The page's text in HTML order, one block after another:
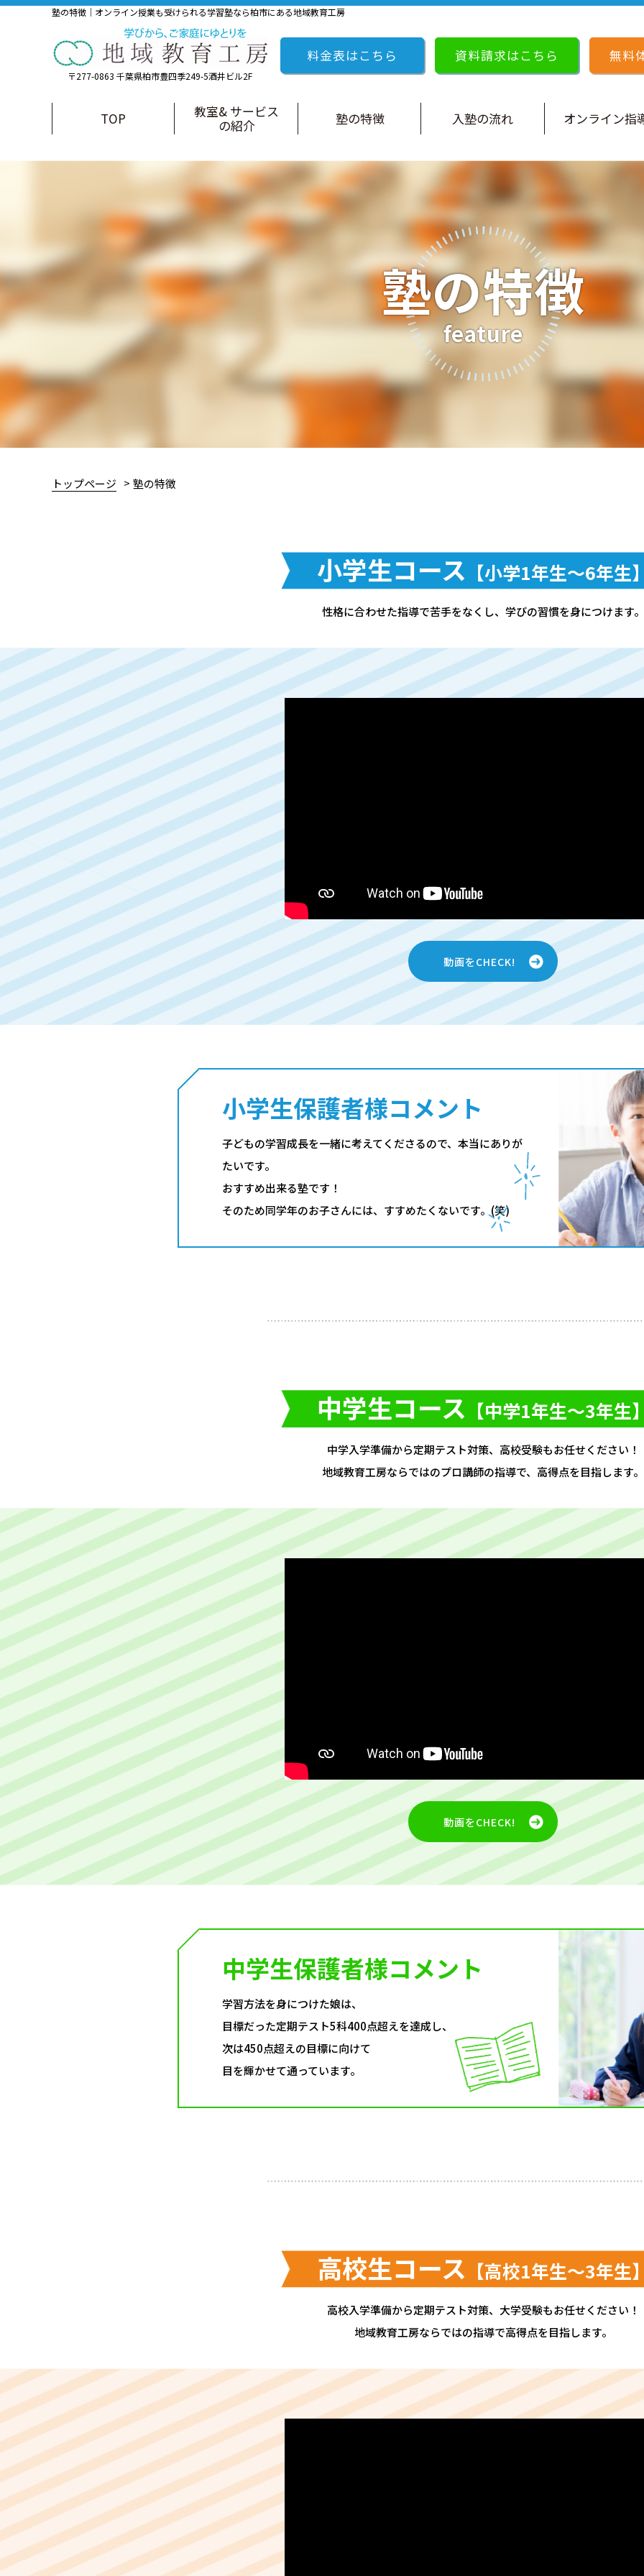
塾の特徴｜オンライン授業も受けられる学習塾なら柏市にある地域教育工房
〒277-0863 千葉県柏市豊四季249-5酒井ビル2F
料金表はこちら 資料請求はこちら 無料
TOP
教室& サービス
の紹介
塾の特徴 入塾の流れ オンライン指
塾の特徴
feature
トップページ 塾の特徴
小学生コース 【小学1年生〜6年生
性格に合わせた指導で苦手をなくし、学びの習慣を身につけます。
動画をCHECK!
小学生保護者様コメント
子どもの学習成長を一緒に考えてくださるので、本当にありが
たいです。
おすすめ出来る塾です！
そのため同学年のお子さんには、すすめたくないです。(笑)
中学生コース 【中学1年生〜3年生
中学入学準備から定期テスト対策、高校受験もお任せください！
地域教育工房ならではのプロ講師の指導で、高得点を目指します。
動画をCHECK!
中学生保護者様コメント
学習方法を身につけた娘は、
目標だった定期テスト5科400点超えを達成し、
次は450点超えの目標に向けて
目を輝かせて通っています。
高校生コース 【高校1年生〜3年生
高校入学準備から定期テスト対策、大学受験もお任せください！
地域教育工房ならではの指導で高得点を目指します。